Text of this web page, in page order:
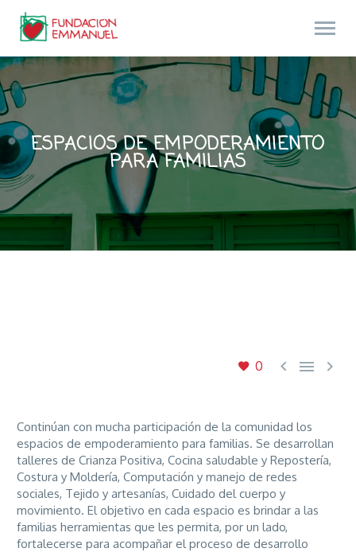
ESPACIOS DE EMPODERAMIENTO
PARA FAMILIAS
0   
Continúan con mucha participación de la comunidad los
espacios de empoderamiento para familias. Se desarrollan
talleres de Crianza Positiva, Cocina saludable y Repostería,
Costura y Moldería, Computación y manejo de redes
sociales, Tejido y artesanías, Cuidado del cuerpo y
movimiento. El objetivo en cada espacio es brindar a las
familias herramientas que les permita, por un lado,
fortalecerse para acompañar el proceso de desarrollo